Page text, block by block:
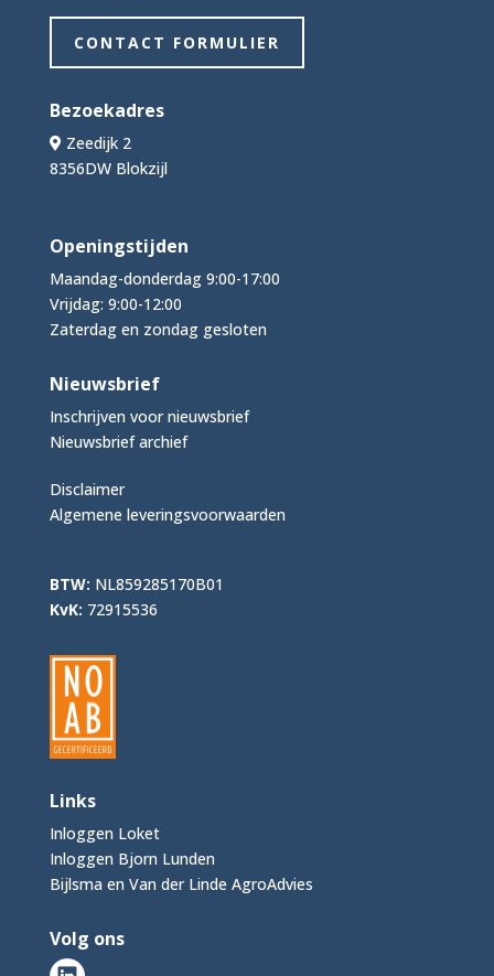
CONTACT FORMULIER
Bezoekadres
Zeedijk 2
8356DW Blokzijl
Openingstijden
Maandag-donderdag 9:00-17:00
Vrijdag: 9:00-12:00
Zaterdag en zondag gesloten
Nieuwsbrief
Inschrijven voor nieuwsbrief
Nieuwsbrief archief
Disclaimer
Algemene leveringsvoorwaarden
BTW: NL859285170B01
KvK: 72915536
Links
Inloggen Loket
Inloggen Bjorn Lunden
Bijlsma en Van der Linde AgroAdvies
Volg ons